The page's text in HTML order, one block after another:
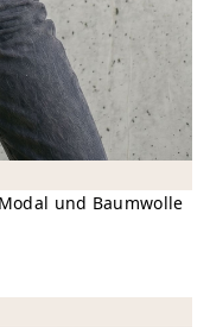
und Baumwolle